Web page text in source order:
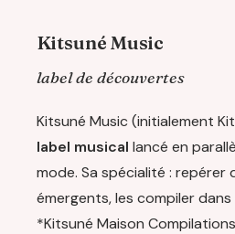
Kitsuné Music
label de découvertes
Kitsuné Music (initialement
label musical lancé en
mode. Sa spécialité : repérer
émergents, les compiler
*Kitsuné Maison